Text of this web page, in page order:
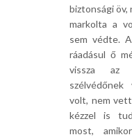
biztonsági öv,
markolta a
sem védte.
ráadásul ő
vissza az
volt, nem
kézzel is
most,